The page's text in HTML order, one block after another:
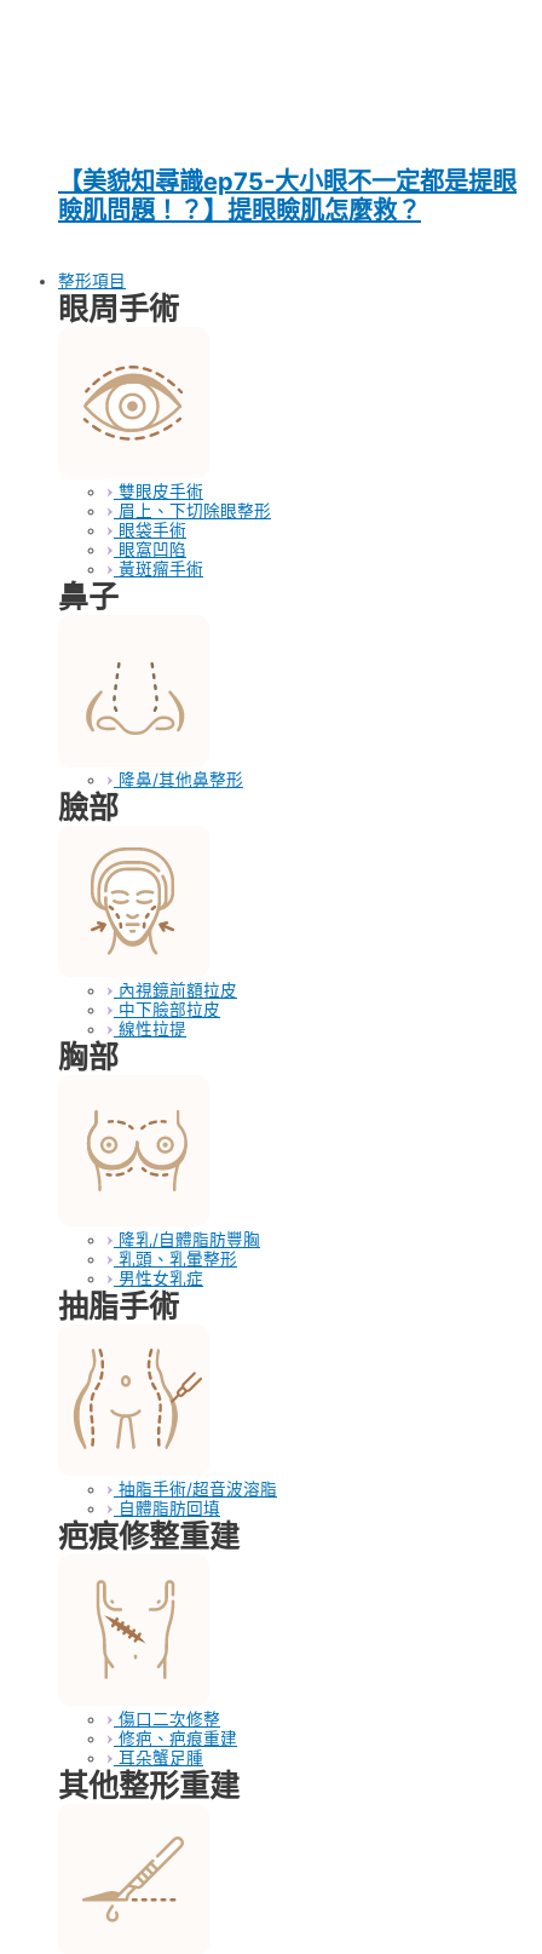
【美貌知尋識ep75-大小眼不一定都是提眼
瞼肌問題！？】提眼瞼肌怎麼救？
整形項目
眼周手術
雙眼皮手術
眉上、下切除眼整形
眼袋手術
眼窩凹陷
黃斑瘤手術
鼻子
隆鼻/其他鼻整形
臉部
內視鏡前額拉皮
中下臉部拉皮
線性拉提
胸部
隆乳/自體脂肪豐胸
乳頭、乳暈整形
男性女乳症
抽脂手術
抽脂手術/超音波溶脂
自體脂肪回填
疤痕修整重建
傷口二次修整
修疤、疤痕重建
耳朵蟹足腫
其他整形重建